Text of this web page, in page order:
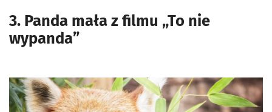
3. Panda mała z filmu „To nie
wypanda”